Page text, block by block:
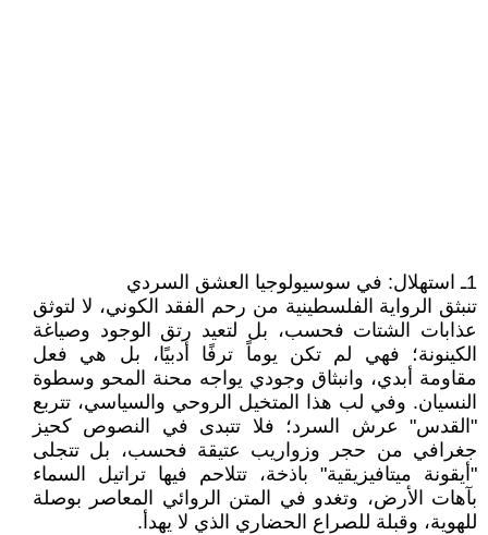
1ـ استهلال: في سوسيولوجيا العشق السردي
تنبثق الرواية الفلسطينية من رحم الفقد الكوني، لا لتوثق
عذابات الشتات فحسب، بل لتعيد رتق الوجود وصياغة
الكينونة؛ فهي لم تكن يوماً ترفًا أدبيًا، بل هي فعل
مقاومة أبدي، وانبثاق وجودي يواجه محنة المحو وسطوة
النسيان. وفي لب هذا المتخيل الروحي والسياسي، تتربع
"القدس" عرش السرد؛ فلا تتبدى في النصوص كحيز
جغرافي من حجر وزواريب عتيقة فحسب، بل تتجلى
"أيقونة ميتافيزيقية" باذخة، تتلاحم فيها تراتيل السماء
بآهات الأرض، وتغدو في المتن الروائي المعاصر بوصلة
للهوية، وقبلة للصراع الحضاري الذي لا يهدأ.